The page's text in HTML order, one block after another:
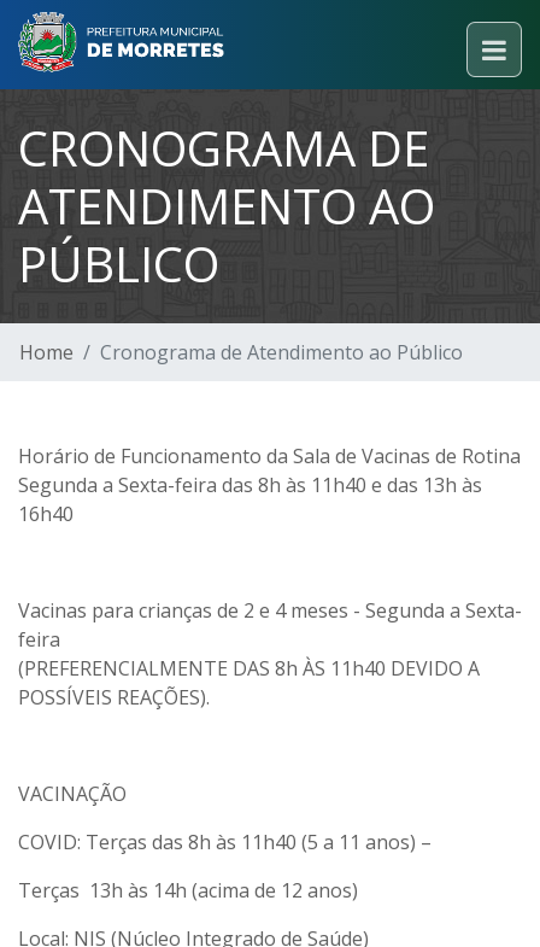
CRONOGRAMA DE
ATENDIMENTO AO
PÚBLICO
Home Cronograma de Atendimento ao Público
Horário de Funcionamento da Sala de Vacinas de Rotina
Segunda a Sexta-feira das 8h às 11h40 e das 13h às
16h40
Vacinas para crianças de 2 e 4 meses - Segunda a Sexta-
feira
(PREFERENCIALMENTE DAS 8h ÀS 11h40 DEVIDO A
POSSÍVEIS REAÇÕES).
VACINAÇÃO
COVID: Terças das 8h às 11h40 (5 a 11 anos) –
Terças 13h às 14h (acima de 12 anos)
Local: NIS (Núcleo Integrado de Saúde)